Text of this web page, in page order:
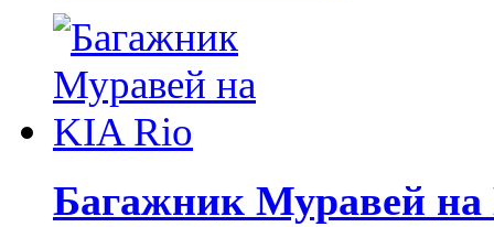
Багажник Муравей